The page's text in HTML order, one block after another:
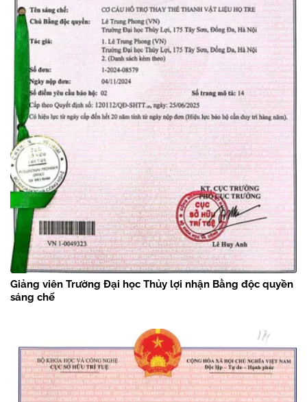
Giảng viên Trường Đại học Thủy lợi nhận Bằng độc quyền
sáng chế